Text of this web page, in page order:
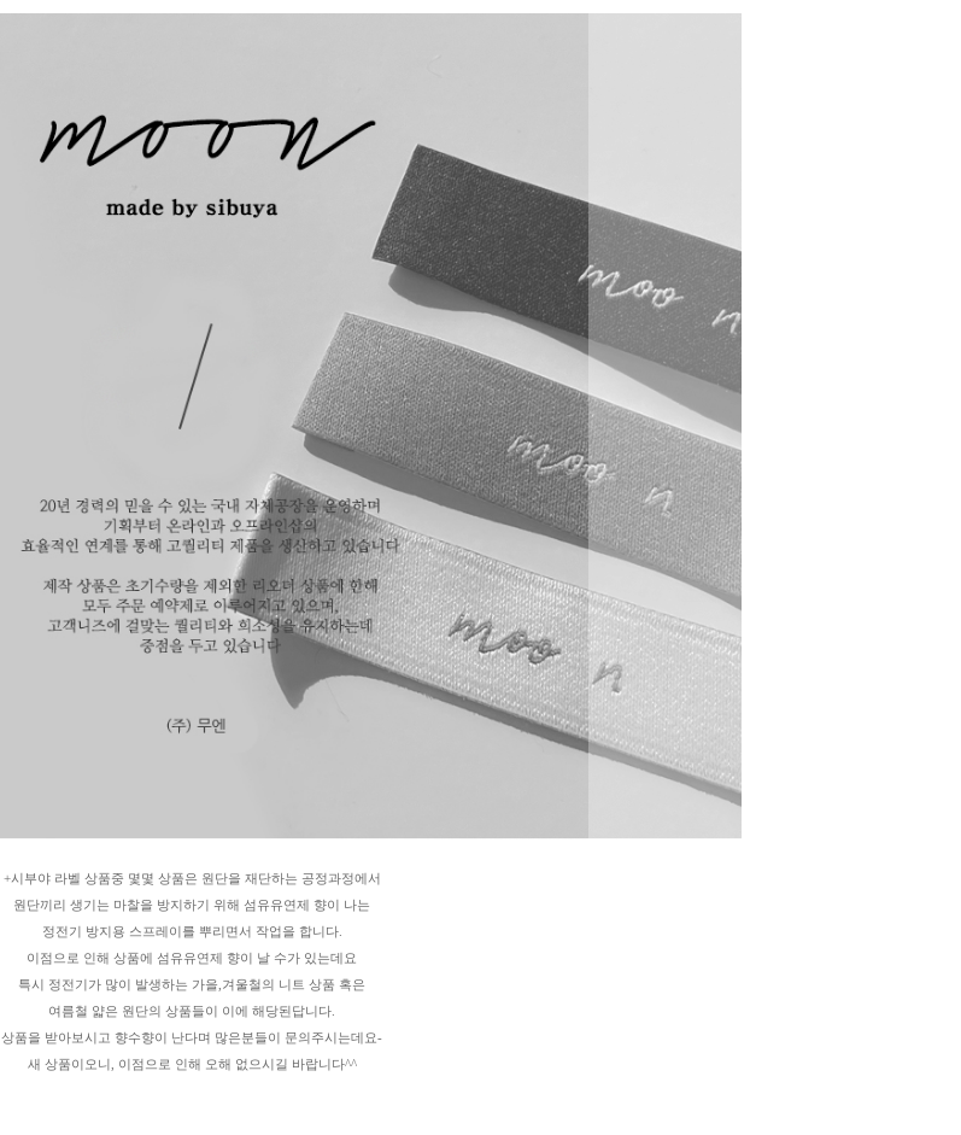
+시부야 라벨 상품중 몇몇 상품은 원단을 재단하는 공정과정에서
원단끼리 생기는 마찰을 방지하기 위해 섬유유연제 향이 나는
정전기 방지용 스프레이를 뿌리면서 작업을 합니다.
이점으로 인해 상품에 섬유유연제 향이 날 수가 있는데요
특시 정전기가 많이 발생하는 가을,겨울철의 니트 상품 혹은
여름철 얇은 원단의 상품들이 이에 해당된답니다.
상품을 받아보시고 향수향이 난다며 많은분들이 문의주시는데요-
새 상품이오니, 이점으로 인해 오해 없으시길 바랍니다^^